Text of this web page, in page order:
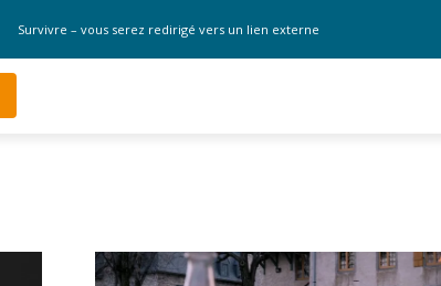
Survivre – vous serez redirigé vers un lien externe